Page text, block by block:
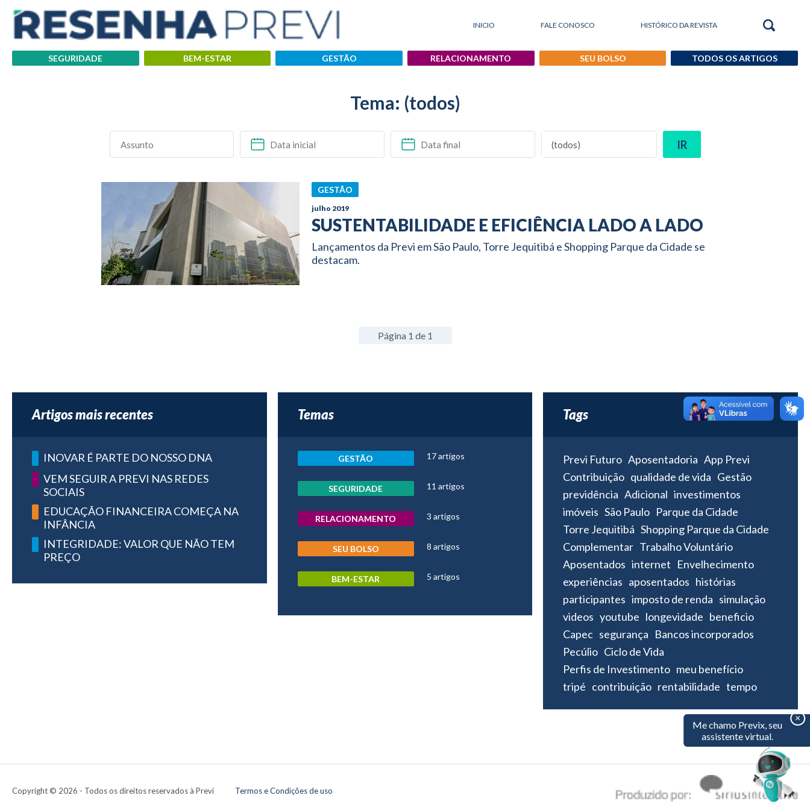
INICIO FALE CONOSCO HISTÓRICO DA REVISTA
SEGURIDADE BEM-ESTAR GESTÃO RELACIONAMENTO SEU BOLSO TODOS OS ARTIGOS
Tema: (todos)
IR
GESTÃO
julho 2019
SUSTENTABILIDADE E EFICIÊNCIA LADO A LADO
Lançamentos da Previ em São Paulo, Torre Jequitibá e Shopping Parque da Cidade se
destacam.
Página 1 de 1
Artigos mais recentes
INOVAR É PARTE DO NOSSO DNA
VEM SEGUIR A PREVI NAS REDES
SOCIAIS
EDUCAÇÃO FINANCEIRA COMEÇA NA
INFÂNCIA
INTEGRIDADE: VALOR QUE NÃO TEM
PREÇO
Temas
GESTÃO 17 artigos
SEGURIDADE 11 artigos
RELACIONAMENTO 3 artigos
SEU BOLSO 8 artigos
BEM-ESTAR 5 artigos
Tags
Previ Futuro Aposentadoria App Previ
Contribuição qualidade de vida Gestão
previdência Adicional investimentos
imóveis São Paulo Parque da Cidade
Torre Jequitibá Shopping Parque da Cidade
Complementar Trabalho Voluntário
Aposentados internet Envelhecimento
experiências aposentados histórias
participantes imposto de renda simulação
videos youtube longevidade beneficio
Capec segurança Bancos incorporados
Pecúlio Ciclo de Vida
Perfis de Investimento meu benefício
tripé contribuição rentabilidade tempo
Copyright © 2026 - Todos os direitos reservados à Previ Termos e Condições de uso
Me chamo Previx, seu
assistente virtual.
×